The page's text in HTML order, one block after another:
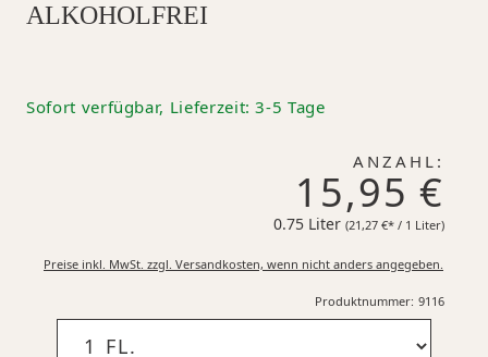
ALKOHOLFREI
Sofort verfügbar, Lieferzeit: 3-5 Tage
ANZAHL:
15,95 €
0.75 Liter (21,27 €* / 1 Liter)21,27
Preise inkl. MwSt. zzgl. Versandkosten, wenn nicht anders angegeben.
Produktnummer: 9116